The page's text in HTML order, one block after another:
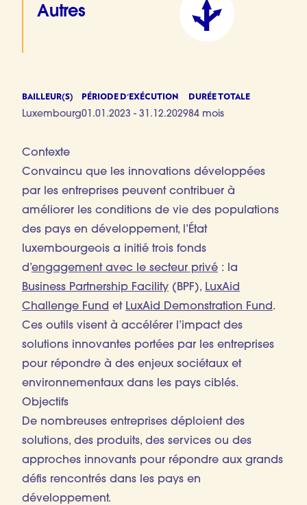
Autres
BAILLEUR(S)
Luxembourg
PÉRIODE D'EXÉCUTION
01.01.2023 - 31.12.2029
DURÉE TOTALE
84 mois
Contexte
Convaincu que les innovations développées
par les entreprises peuvent contribuer à
améliorer les conditions de vie des populations
des pays en développement, l’État
luxembourgeois a initié trois fonds
d’engagement avec le secteur privé : la
Business Partnership Facility (BPF), LuxAid
Challenge Fund et LuxAid Demonstration Fund.
Ces outils visent à accélérer l’impact des
solutions innovantes portées par les entreprises
pour répondre à des enjeux sociétaux et
environnementaux dans les pays ciblés.
Objectifs
De nombreuses entreprises déploient des
solutions, des produits, des services ou des
approches innovants pour répondre aux grands
défis rencontrés dans les pays en
développement.